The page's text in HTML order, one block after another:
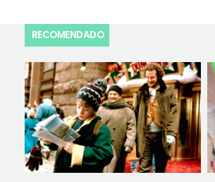
RECOMENDADO